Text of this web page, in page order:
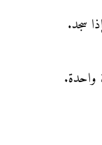
سجد.
واحدة.